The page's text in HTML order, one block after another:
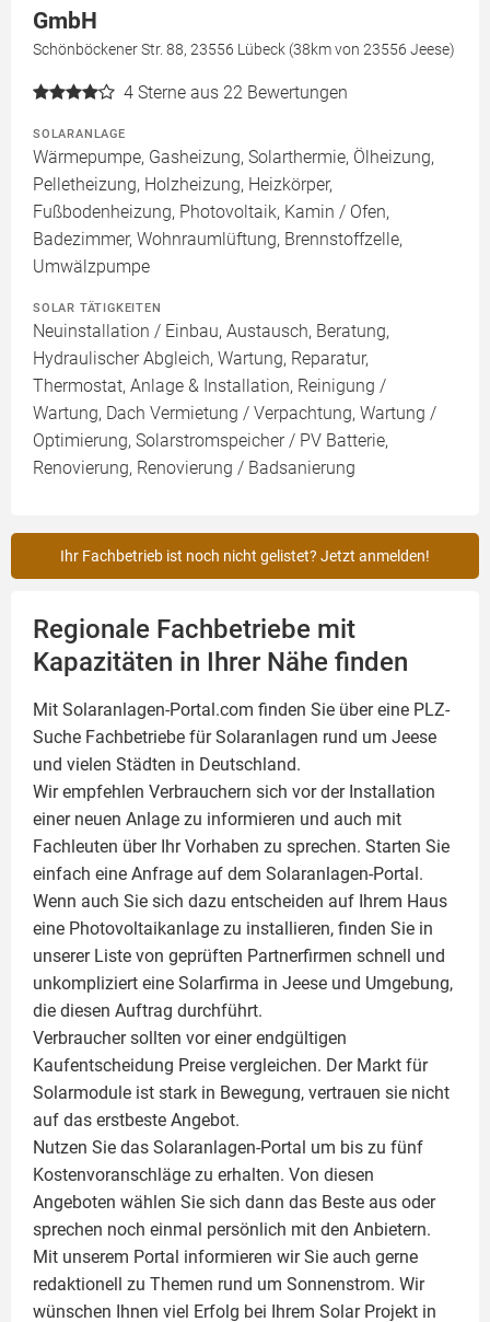
GmbH
Schönböckener Str. 88, 23556 Lübeck (38km von 23556 Jeese)
4 Sterne aus 22 Bewertungen
SOLARANLAGE
Wärmepumpe, Gasheizung, Solarthermie, Ölheizung,
Pelletheizung, Holzheizung, Heizkörper,
Fußbodenheizung, Photovoltaik, Kamin / Ofen,
Badezimmer, Wohnraumlüftung, Brennstoffzelle,
Umwälzpumpe
SOLAR TÄTIGKEITEN
Neuinstallation / Einbau, Austausch, Beratung,
Hydraulischer Abgleich, Wartung, Reparatur,
Thermostat, Anlage & Installation, Reinigung /
Wartung, Dach Vermietung / Verpachtung, Wartung /
Optimierung, Solarstromspeicher / PV Batterie,
Renovierung, Renovierung / Badsanierung
Ihr Fachbetrieb ist noch nicht gelistet? Jetzt anmelden!
Regionale Fachbetriebe mit
Kapazitäten in Ihrer Nähe finden
Mit Solaranlagen-Portal.com finden Sie über eine PLZ-
Suche Fachbetriebe fürSolaranlagen rund um Jeese
und vielen Städten in Deutschland.
Wir empfehlen Verbrauchern sich vor der Installation
einer neuen Anlage zu informieren und auch mit
Fachleuten über Ihr Vorhaben zu sprechen. Starten Sie
einfach eine Anfrage auf dem Solaranlagen-Portal.
Wenn auch Sie sich dazu entscheiden auf Ihrem Haus
eine Photovoltaikanlage zu installieren, finden Sie in
unserer Liste von geprüften Partnerfirmen schnell und
unkompliziert eine Solarfirma in Jeese und Umgebung,
die diesen Auftrag durchführt.
Verbraucher sollten vor einer endgültigen
Kaufentscheidung Preise vergleichen. Der Markt für
Solarmodule ist stark in Bewegung, vertrauen sie nicht
auf das erstbeste Angebot.
Nutzen Sie das Solaranlagen-Portal um bis zu fünf
Kostenvoranschläge zu erhalten. Von diesen
Angeboten wählen Sie sich dann das Beste aus oder
sprechen noch einmal persönlich mit den Anbietern.
Mit unserem Portal informieren wir Sie auch gerne
redaktionell zu Themen rund um Sonnenstrom. Wir
wünschen Ihnen viel Erfolg bei Ihrem Solar Projekt in